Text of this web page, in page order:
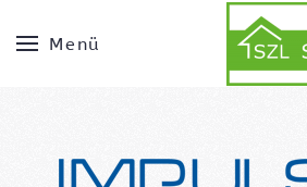
Menü